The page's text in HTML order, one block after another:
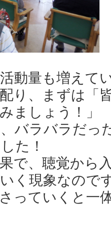
動量も増えて
り、まずは「
ましょう！」
バラバラだっ
た！
で、聴覚から
く現象なので
っていくと一